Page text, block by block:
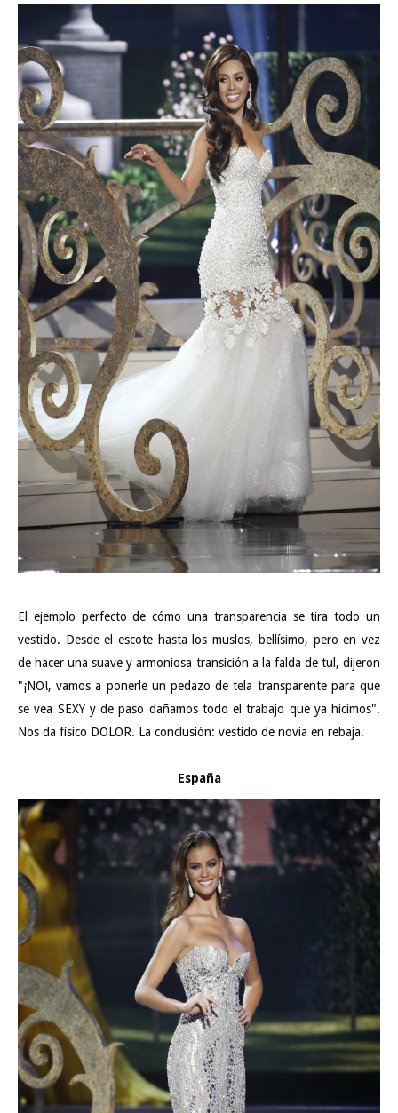
El ejemplo perfecto de cómo una transparencia se tira todo un
vestido. Desde el escote hasta los muslos, bellísimo, pero en vez
de hacer una suave y armoniosa transición a la falda de tul, dijeron
"¡NO!, vamos a ponerle un pedazo de tela transparente para que
se vea SEXY y de paso dañamos todo el trabajo que ya hicimos".
Nos da físico DOLOR. La conclusión: vestido de novia en rebaja.
España